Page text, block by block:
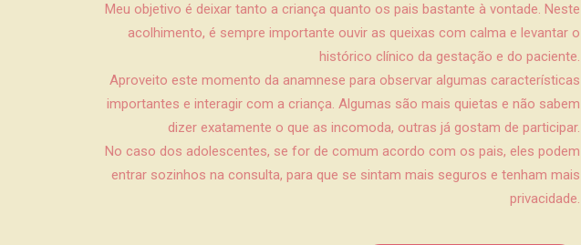
Meu objetivo é deixar tanto a criança quanto os pais bastante à vontade. Neste
acolhimento, é sempre importante ouvir as queixas com calma e levantar o
histórico clínico da gestação e do paciente.
Aproveito este momento da anamnese para observar algumas características
importantes e interagir com a criança. Algumas são mais quietas e não sabem
dizer exatamente o que as incomoda, outras já gostam de participar.
No caso dos adolescentes, se for de comum acordo com os pais, eles podem
entrar sozinhos na consulta, para que se sintam mais seguros e tenham mais
privacidade.